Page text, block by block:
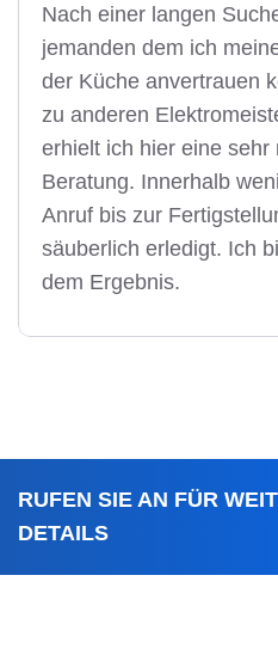
Nach einer langen
jemanden dem ich
der Küche anvertrauen
zu anderen
erhielt ich hier eine
Beratung. Innerhalb
Anruf bis zur
säuberlich erledigt. Ich
dem Ergebnis.
RUFEN SIE AN FÜR
DETAILS